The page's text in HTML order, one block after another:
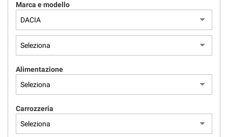
NEWS
Marca e modello
Alimentazione
Carrozzeria